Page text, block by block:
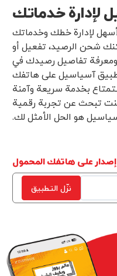
لإدارة خدماتك
لإدارة خطك وخدماتك
شحن الرصيد، تفعيل أو
ومعرفة تفاصيل رصيدك في
آسياسيل على هاتفك
بخدمة سريعة وآمنة
تبحث عن تجربة رقمية
هو الحل الأمثل لك.
على هاتفك المحمول
نزّل التطبیق